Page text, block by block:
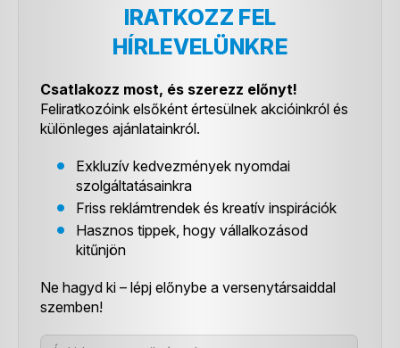
IRATKOZZ FEL
HÍRLEVELÜNKRE
Csatlakozz most, és szerezz előnyt!
Feliratkozóink elsőként értesülnek akcióinkról és
különleges ajánlatainkról.
Exkluzív kedvezmények nyomdai
szolgáltatásainkra
Friss reklámtrendek és kreatív inspirációk
Hasznos tippek, hogy vállalkozásod
kitűnjön
Ne hagyd ki – lépj előnybe a versenytársaiddal
szemben!